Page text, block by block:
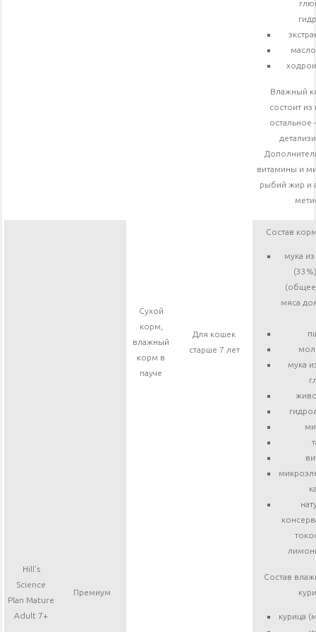
Сухой
корм,
влажный
корм в
пауче
Для кошек
старше 7 лет
Влажный
состоит
остальное
витамины и
рыбий жир и
Hill’s
Science
Plan Mature
Adult 7+
Премиум
Состав
мука
мяса
мука
Состав
курица